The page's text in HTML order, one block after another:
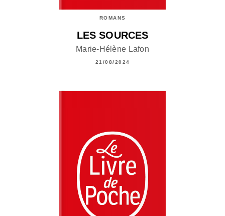
ROMANS
LES SOURCES
Marie-Hélène Lafon
21/08/2024